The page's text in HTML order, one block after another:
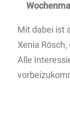
Mit dabei ist
Xenia
Alle